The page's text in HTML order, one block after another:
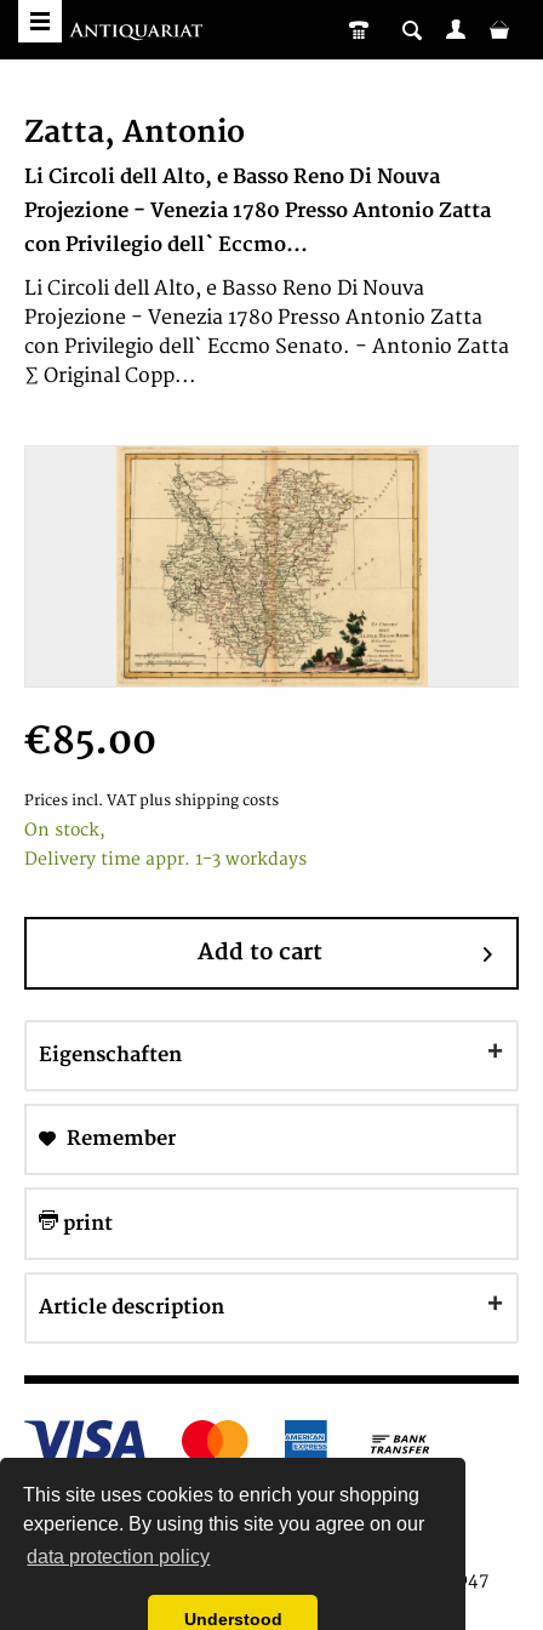
This site uses cookies to enrich your shopping
experience. By using this site you agree on our
data protection policy
Understood
Zatta, Antonio
Li Circoli dell Alto, e Basso Reno Di Nouva
Projezione - Venezia 1780 Presso Antonio Zatta
con Privilegio dell` Eccmo...
Li Circoli dell Alto, e Basso Reno Di Nouva
Projezione - Venezia 1780 Presso Antonio Zatta
con Privilegio dell` Eccmo Senato. - Antonio Zatta
∑ Original Copp...
€85.00
Prices incl. VAT plus shipping costs
On stock,
Delivery time appr. 1-3 workdays
Add to cart
Eigenschaften
Remember
print
Article description
Antiquariat Reinhold Berg ek, Wahlenstr. 8, 93047
Regensburg, Germany